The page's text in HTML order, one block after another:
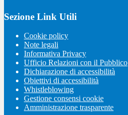
Sezione Link Utili
Cookie policy
Note legali
Informativa Privacy
Ufficio Relazioni con il Pubblico
Dichiarazione di accessibilità
Obiettivi di accessibilità
Whistleblowing
Gestione consensi cookie
Amministrazione trasparente